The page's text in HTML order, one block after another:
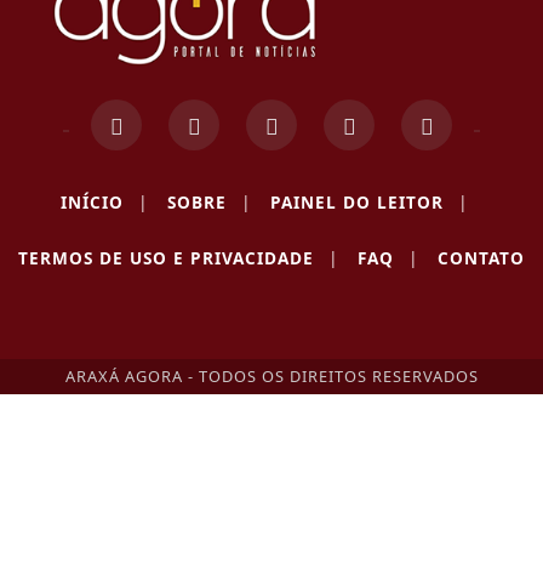
INÍCIO | SOBRE | PAINEL DO LEITOR |
TERMOS DE USO E PRIVACIDADE | FAQ | CONTATO
ARAXÁ AGORA - TODOS OS DIREITOS RESERVADOS